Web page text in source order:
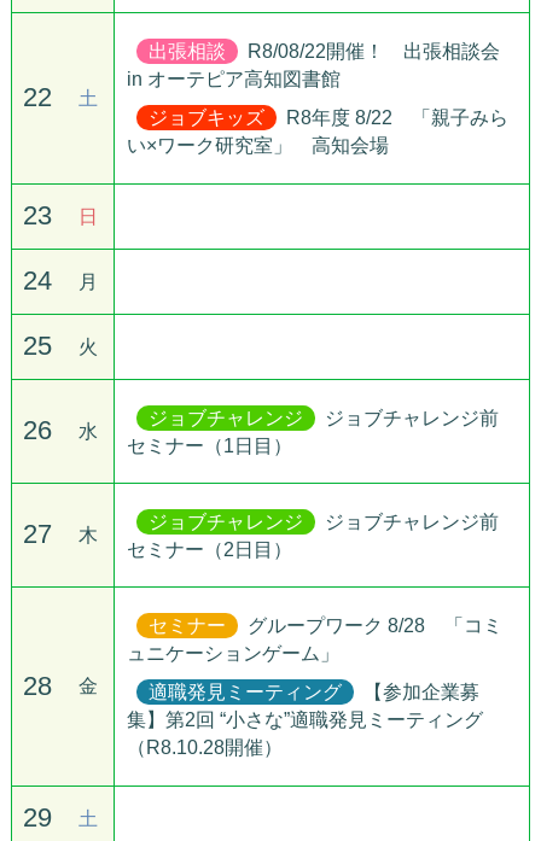
22 土
出張相談
R8/08/22開催！ 出張相談会
in オーテピア高知図書館
ジョブキッズ
R8年度 8/22 「親子みら
い×ワーク研究室」 高知会場
23 日
24 月
25 火
26 水
ジョブチャレンジ
ジョブチャレンジ前
セミナー（1日目）
27 木
ジョブチャレンジ
ジョブチャレンジ前
セミナー（2日目）
28 金
セミナー
グループワーク 8/28 「コミ
ュニケーションゲーム」
適職発見ミーティング
【参加企業募
集】第2回 “小さな”適職発見ミーティング
（R8.10.28開催）
29 土